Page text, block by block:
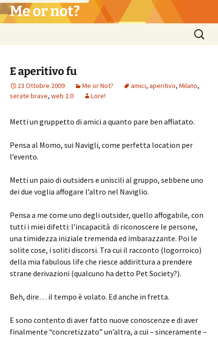
Vai
al Me or not?
Ricerca
per:
E aperitivo fu
23 Ottobre 2009 Me or Not? amici, aperitivo, Milano,
serate brave, web 2.0 Lore!
Metti un gruppetto di amici a quanto pare ben affiatato.
Pensa al Momo, sui Navigli, come perfetta location per
l’evento.
Metti un paio di outsiders e uniscili al gruppo, sebbene uno
dei due voglia affogare l’altro nel Naviglio.
Pensa a me come uno degli outsider, quello affogabile, con
tutti i miei difetti: l’incapacità di riconoscere le persone,
una timidezza iniziale tremenda ed imbarazzante. Poi le
solite cose, i soliti discorsi. Tra cui il racconto (logorroico)
della mia fabulous life che riesce addirittura a prendere
strane derivazioni (qualcuno ha detto Pet Society?).
Beh, dire… il tempo è volato. Ed anche in fretta.
E sono contento di aver fatto nuove conoscenze e di aver
finalmente “concretizzato” un’altra, a cui – sinceramente –